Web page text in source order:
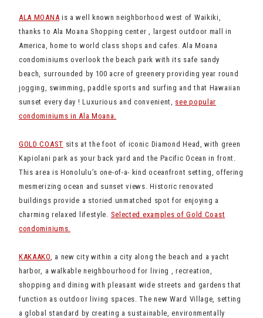
ALA MOANA is a well known neighborhood west of Waikiki,
thanks to Ala Moana Shopping center , largest outdoor mall in
America, home to world class shops and cafes. Ala Moana
condominiums overlook the beach park with its safe sandy
beach, surrounded by 100 acre of greenery providing year round
jogging, swimming, paddle sports and surfing and that Hawaiian
sunset every day ! Luxurious and convenient, see popular
condominiums in Ala Moana.
GOLD COAST sits at the foot of iconic Diamond Head, with green
Kapiolani park as your back yard and the Pacific Ocean in front.
This area is Honolulu’s one-of-a- kind oceanfront setting, offering
mesmerizing ocean and sunset views. Historic renovated
buildings provide a storied unmatched spot for enjoying a
charming relaxed lifestyle. Selected examples of Gold Coast
condominiums.
KAKAAKO , a new city within a city along the beach and a yacht
harbor, a walkable neighbourhood for living , recreation,
shopping and dining with pleasant wide streets and gardens that
function as outdoor living spaces. The new Ward Village, setting
a global standard by creating a sustainable, environmentally